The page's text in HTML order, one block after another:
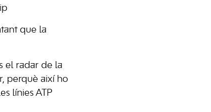
que la
el radar de la
perquè així ho
línies ATP